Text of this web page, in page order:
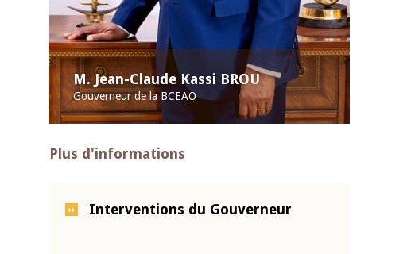
M. Jean-Claude Kassi BROU
Gouverneur de la BCEAO
Plus d'informations
Interventions du Gouverneur